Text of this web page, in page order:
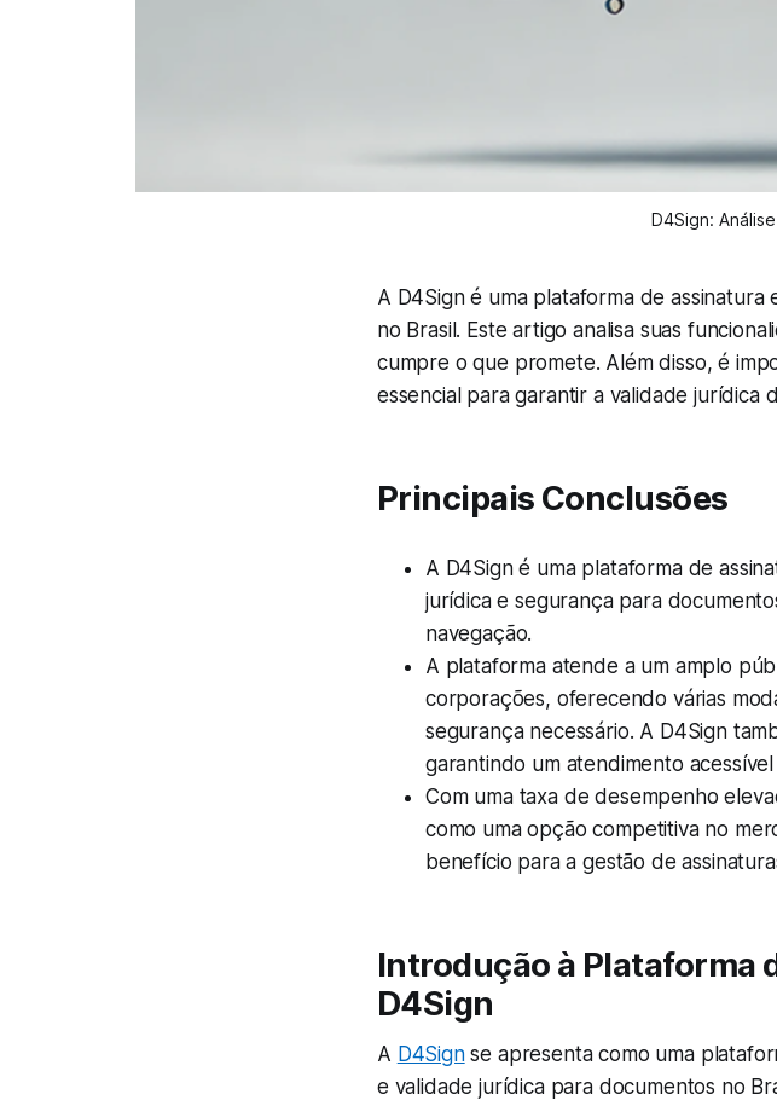
D4Sign:
A D4Sign é uma plataforma de
no Brasil. Este artigo analisa suas
cumpre o que promete. Além disso, é
essencial para garantir a validade jurídica
Principais Conclusões
A D4Sign é uma plataforma de
jurídica e segurança para
navegação.
A plataforma atende a um amplo
corporações, oferecendo várias
segurança necessário. A D4Sign
garantindo um atendimento
Com uma taxa de desempenho
como uma opção competitiva no
benefício para a gestão de
Introdução à Plataforma
D4Sign
A D4Signse apresenta como uma
e validade jurídica para documentos no